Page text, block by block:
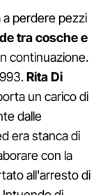
a perdere pezzi
tra cosche e
continuazione.
Rita Di
un carico di
dalle
era stanca di
con la
all'arresto di